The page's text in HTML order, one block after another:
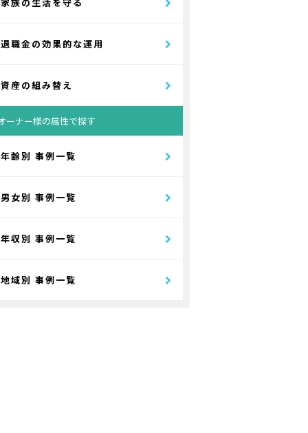
退職金の効果的な運用
資産の組み替え
ーナー様の属性で探す
年齢別 事例一覧
男女別 事例一覧
年収別 事例一覧
地域別 事例一覧